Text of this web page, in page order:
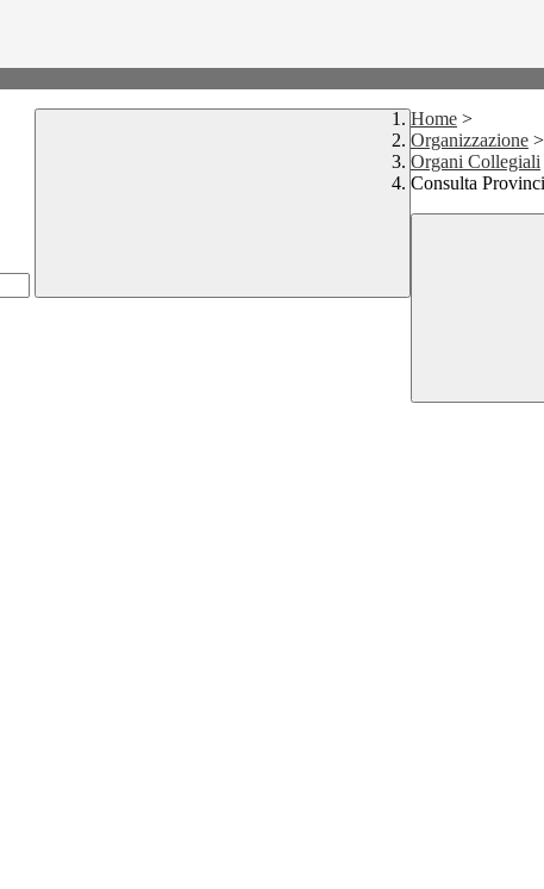
Home >
Organizzazione >
Organi Collegiali
Consulta